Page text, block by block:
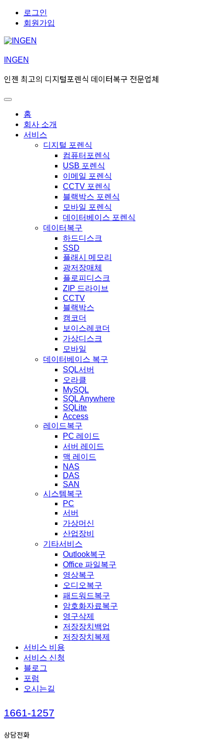
Skip
navigation
Skip
content
로그인
회원가입
INGEN
인젠 최고의 디지털포렌식 데이터복구 전문업체
Toggle
Primary
menu
홈
회사 소개
서비스
디지털 포렌식
컴퓨터포렌식
USB 포렌식
이메일 포렌식
CCTV 포렌식
블랙박스 포렌식
모바일 포렌식
데이터베이스 포렌식
데이터복구
하드디스크
SSD
플래시 메모리
광저장매체
플로피디스크
ZIP 드라이브
CCTV
블랙박스
캠코더
보이스레코더
가상디스크
모바일
데이터베이스 복구
SQL서버
오라클
MySQL
SQL Anywhere
SQLite
Access
레이드복구
PC 레이드
서버 레이드
맥 레이드
NAS
DAS
SAN
시스템복구
PC
서버
가상머신
산업장비
기타서비스
Outlook복구
Office 파일복구
영상복구
오디오복구
패드워드복구
암호화자료복구
영구삭제
저장장치백업
저장장치복제
서비스 비용
서비스 신청
블로그
포럼
오시는길
Call
1661-1257
상담전화